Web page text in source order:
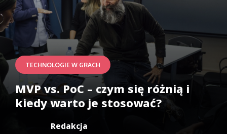
TECHNOLOGIE W GRACH
MVP vs. PoC – czym się różnią i
kiedy warto je stosować?
Redakcja